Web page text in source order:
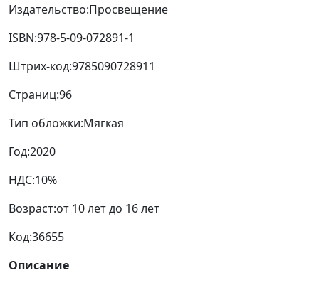
Издательство:Просвещение
ISBN:978-5-09-072891-1
Штрих-код:9785090728911
Страниц:96
Тип обложки:Мягкая
Год:2020
НДС:10%
Возраст:от 10 лет до 16 лет
Код:36655
Описание